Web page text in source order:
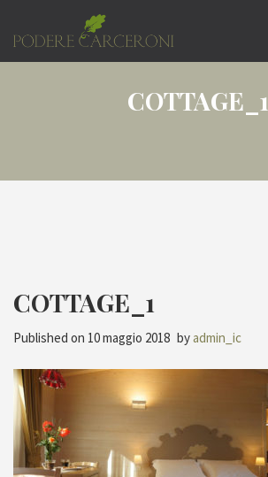
COTTAGE_1
COTTAGE_1
Published on 10 maggio 2018 byadmin_ic